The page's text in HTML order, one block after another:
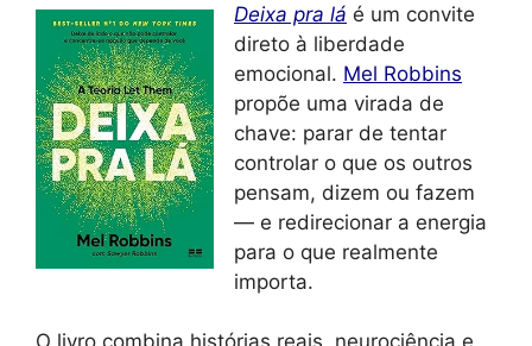
Deixa pra lá é um convite
direto à liberdade
emocional. Mel Robbins
propõe uma virada de
chave: parar de tentar
controlar o que os outros
pensam, dizem ou fazem
— e redirecionar a energia
para o que realmente
importa.